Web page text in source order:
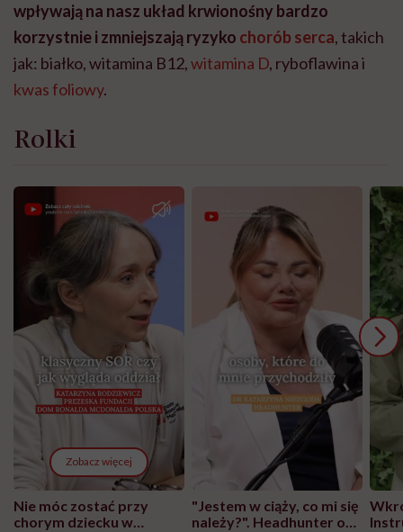
wpływają na nasz układ krwionośny bardzo
korzystnie i zmniejszają ryzyko chorób serca, takich
jak: białko, witamina B12,witamina D, ryboflawina i
kwas foliowy.
Rolki
Zobacz więcej
Nie móc zostać przy
chorym dziecku w
"Jestem w ciąży, co mi się
należy?". Headhunter o